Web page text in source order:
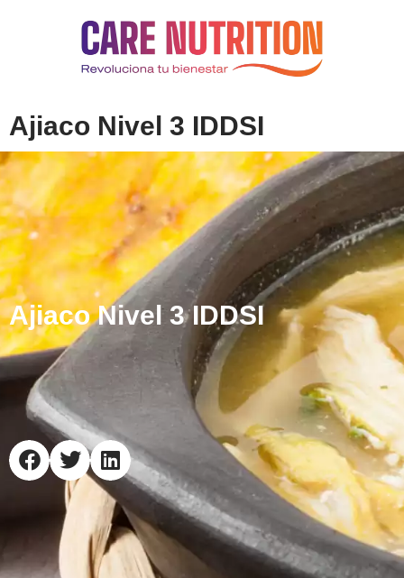
Ajiaco Nivel 3 IDDSI
Ajiaco Nivel 3 IDDSI